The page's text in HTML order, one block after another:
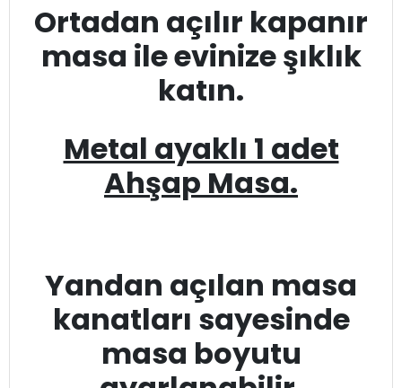
Ortadan açılır kapanır
masa ile evinize şıklık
katın.
Metal ayaklı 1 adet
Ahşap Masa.
Yandan açılan masa
kanatları sayesinde
masa boyutu